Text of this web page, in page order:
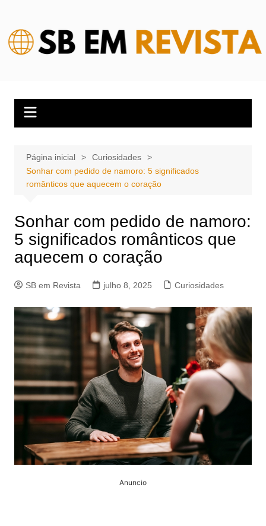
conteúdo
Página inicial
Curiosidades
Sonhar com pedido de namoro: 5 significados
românticos que aquecem o coração
Sonhar com pedido de namoro:
5 significados românticos que
aquecem o coração
SB em Revista julho 8, 2025 Curiosidades
Anuncio